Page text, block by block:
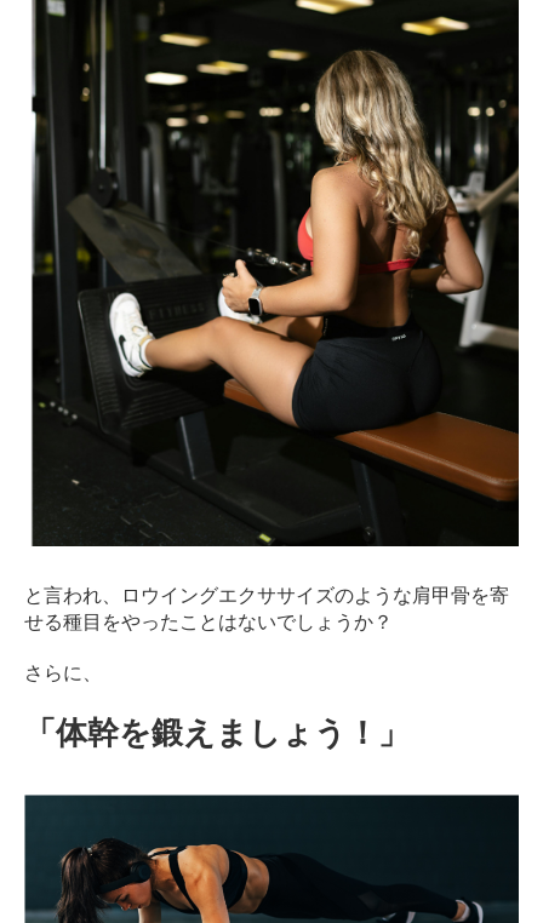
と言われ、ロウイングエクササイズのような肩甲骨を寄
せる種目をやったことはないでしょうか？
さらに、
「体幹を鍛えましょう！」